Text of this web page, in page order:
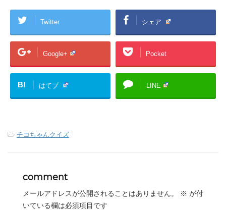
Twitter シェア
Google+ Pocket
B! はてブ LINE
-チコちゃんクイズ
comment
メールアドレスが公開されることはありません。 ※ が付
いている欄は必須項目です